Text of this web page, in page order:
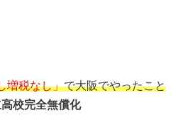
増税なし」で大阪でやったこと
高校完全無償化